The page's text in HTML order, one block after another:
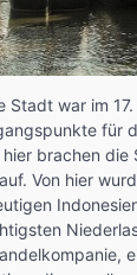
Stadt war im
für
hier brachen
Von hier